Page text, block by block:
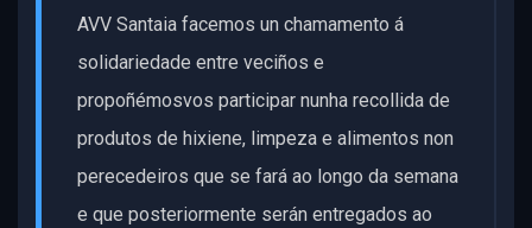
AVV Santaia facemos un chamamento á
solidariedade entre veciños e
propoñémosvos participar nunha recollida de
produtos de hixiene, limpeza e alimentos non
perecedeiros que se fará ao longo da semana
e que posteriormente serán entregados ao